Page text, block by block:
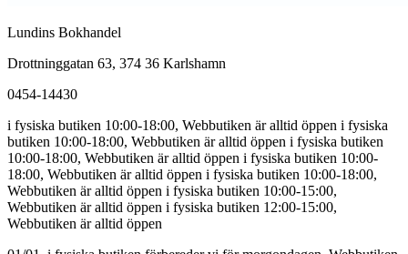
Lundins Bokhandel
Drottninggatan 63, 374 36 Karlshamn
0454-14430
i fysiska butiken 10:00-18:00, Webbutiken är alltid öppen i fysiska
butiken 10:00-18:00, Webbutiken är alltid öppen i fysiska butiken
10:00-18:00, Webbutiken är alltid öppen i fysiska butiken 10:00-
18:00, Webbutiken är alltid öppen i fysiska butiken 10:00-18:00,
Webbutiken är alltid öppen i fysiska butiken 10:00-15:00,
Webbutiken är alltid öppen i fysiska butiken 12:00-15:00,
Webbutiken är alltid öppen